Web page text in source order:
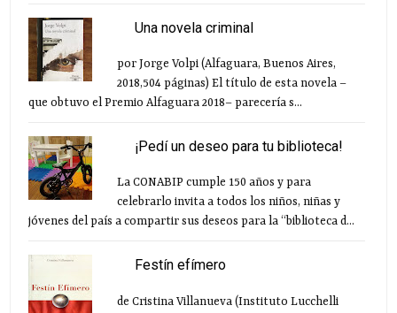
Una novela criminal
por Jorge Volpi (Alfaguara, Buenos Aires,
2018,504 páginas) El título de esta novela –
que obtuvo el Premio Alfaguara 2018– parecería s...
¡Pedí un deseo para tu biblioteca!
La CONABIP cumple 150 años y para
celebrarlo invita a todos los niños, niñas y
jóvenes del país a compartir sus deseos para la “biblioteca d...
Festín efímero
de Cristina Villanueva (Instituto Lucchelli